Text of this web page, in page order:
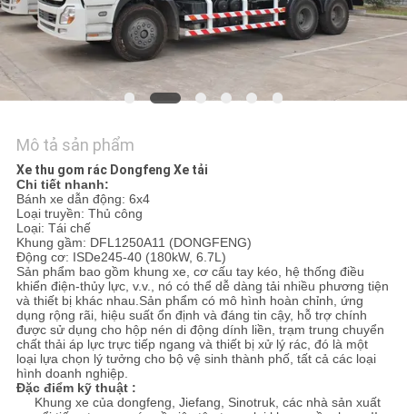
TIN
TỨC
YÊU
CẦU
BÁO
GIÁ
SƠ
ĐỒ
TRANG
WEB
Mô tả sản phẩm
Xe thu gom rác Dongfeng Xe tải
Chi tiết nhanh:
Bánh xe dẫn động: 6x4
Loại truyền: Thủ công
Loại: Tái chế
Khung gầm: DFL1250A11 (DONGFENG)
Động cơ: ISDe245-40 (180kW, 6.7L)
Sản phẩm bao gồm khung xe, cơ cấu tay kéo, hệ thống điều
khiển điện-thủy lực, v.v., nó có thể dễ dàng tải nhiều phương tiện
và thiết bị khác nhau.Sản phẩm có mô hình hoàn chỉnh, ứng
dụng rộng rãi, hiệu suất ổn định và đáng tin cậy, hỗ trợ chính
được sử dụng cho hộp nén di động dính liền, trạm trung chuyển
chất thải áp lực trực tiếp ngang và thiết bị xử lý rác, đó là một
loại lựa chọn lý tưởng cho bộ vệ sinh thành phố, tất cả các loại
hình doanh nghiệp.
Đặc điểm kỹ thuật :
Khung xe của dongfeng, Jiefang, Sinotruk, các nhà sản xuất